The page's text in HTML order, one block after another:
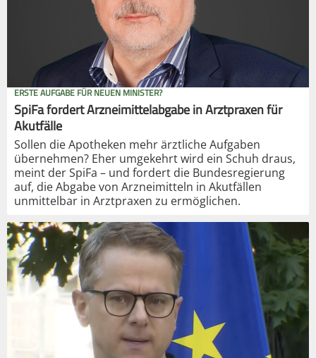
ERSTE AUFGABE FÜR NEUEN MINISTER?
SpiFa fordert Arzneimittelabgabe in Arztpraxen für
Akutfälle
Sollen die Apotheken mehr ärztliche Aufgaben
übernehmen? Eher umgekehrt wird ein Schuh draus,
meint der SpiFa – und fordert die Bundesregierung
auf, die Abgabe von Arzneimitteln in Akutfällen
unmittelbar in Arztpraxen zu ermöglichen.